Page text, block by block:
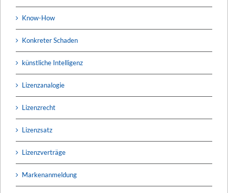
Know-How
Konkreter Schaden
künstliche Intelligenz
Lizenzanalogie
Lizenzrecht
Lizenzsatz
Lizenzverträge
Markenanmeldung